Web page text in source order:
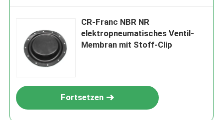
CR-Franc NBR NR
elektropneumatisches Ventil-
Membran mit Stoff-Clip
Fortsetzen